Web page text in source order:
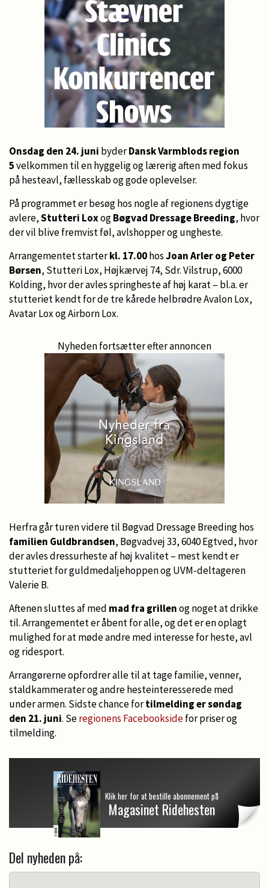
Onsdag den 24. juni byderDansk Varmblods region
5velkommen til en hyggelig og lærerig aften med fokus
på hesteavl, fællesskab og gode oplevelser.
På programmet er besøg hos nogle af regionens dygtige
avlere,Stutteri LoxogBøgvad Dressage Breeding, hvor
der vil blive fremvist føl, avlshopper og ungheste.
Arrangementet starterkl. 17.00hosJoan Arler og Peter
Børsen, Stutteri Lox, Højkærvej 74, Sdr. Vilstrup, 6000
Kolding, hvor der avles springheste af høj karat – bl.a. er
stutteriet kendt for de tre kårede helbrødre Avalon Lox,
Avatar Lox og Airborn Lox.
Nyheden fortsætter efter annoncen
Herfra går turen videre til Bøgvad Dressage Breeding hos
familien Guldbrandsen, Bøgvadvej 33, 6040 Egtved, hvor
der avles dressurheste af høj kvalitet – mest kendt er
stutteriet for guldmedaljehoppen og UVM-deltageren
Valerie B.
Aftenen sluttes af med mad fra grillenog noget at drikke
til. Arrangementet er åbent for alle, og det er en oplagt
mulighed for at møde andre med interesse for heste, avl
og ridesport.
Arrangørerne opfordrer alle til at tage familie, venner,
staldkammerater og andre hesteinteresserede med
under armen. Sidste chance fortilmelding er søndag
den 21. juni. Seregionens Facebooksidefor priser og
tilmelding.
Klik her for at bestille abonnement på
Magasinet Ridehesten
Del nyheden på: